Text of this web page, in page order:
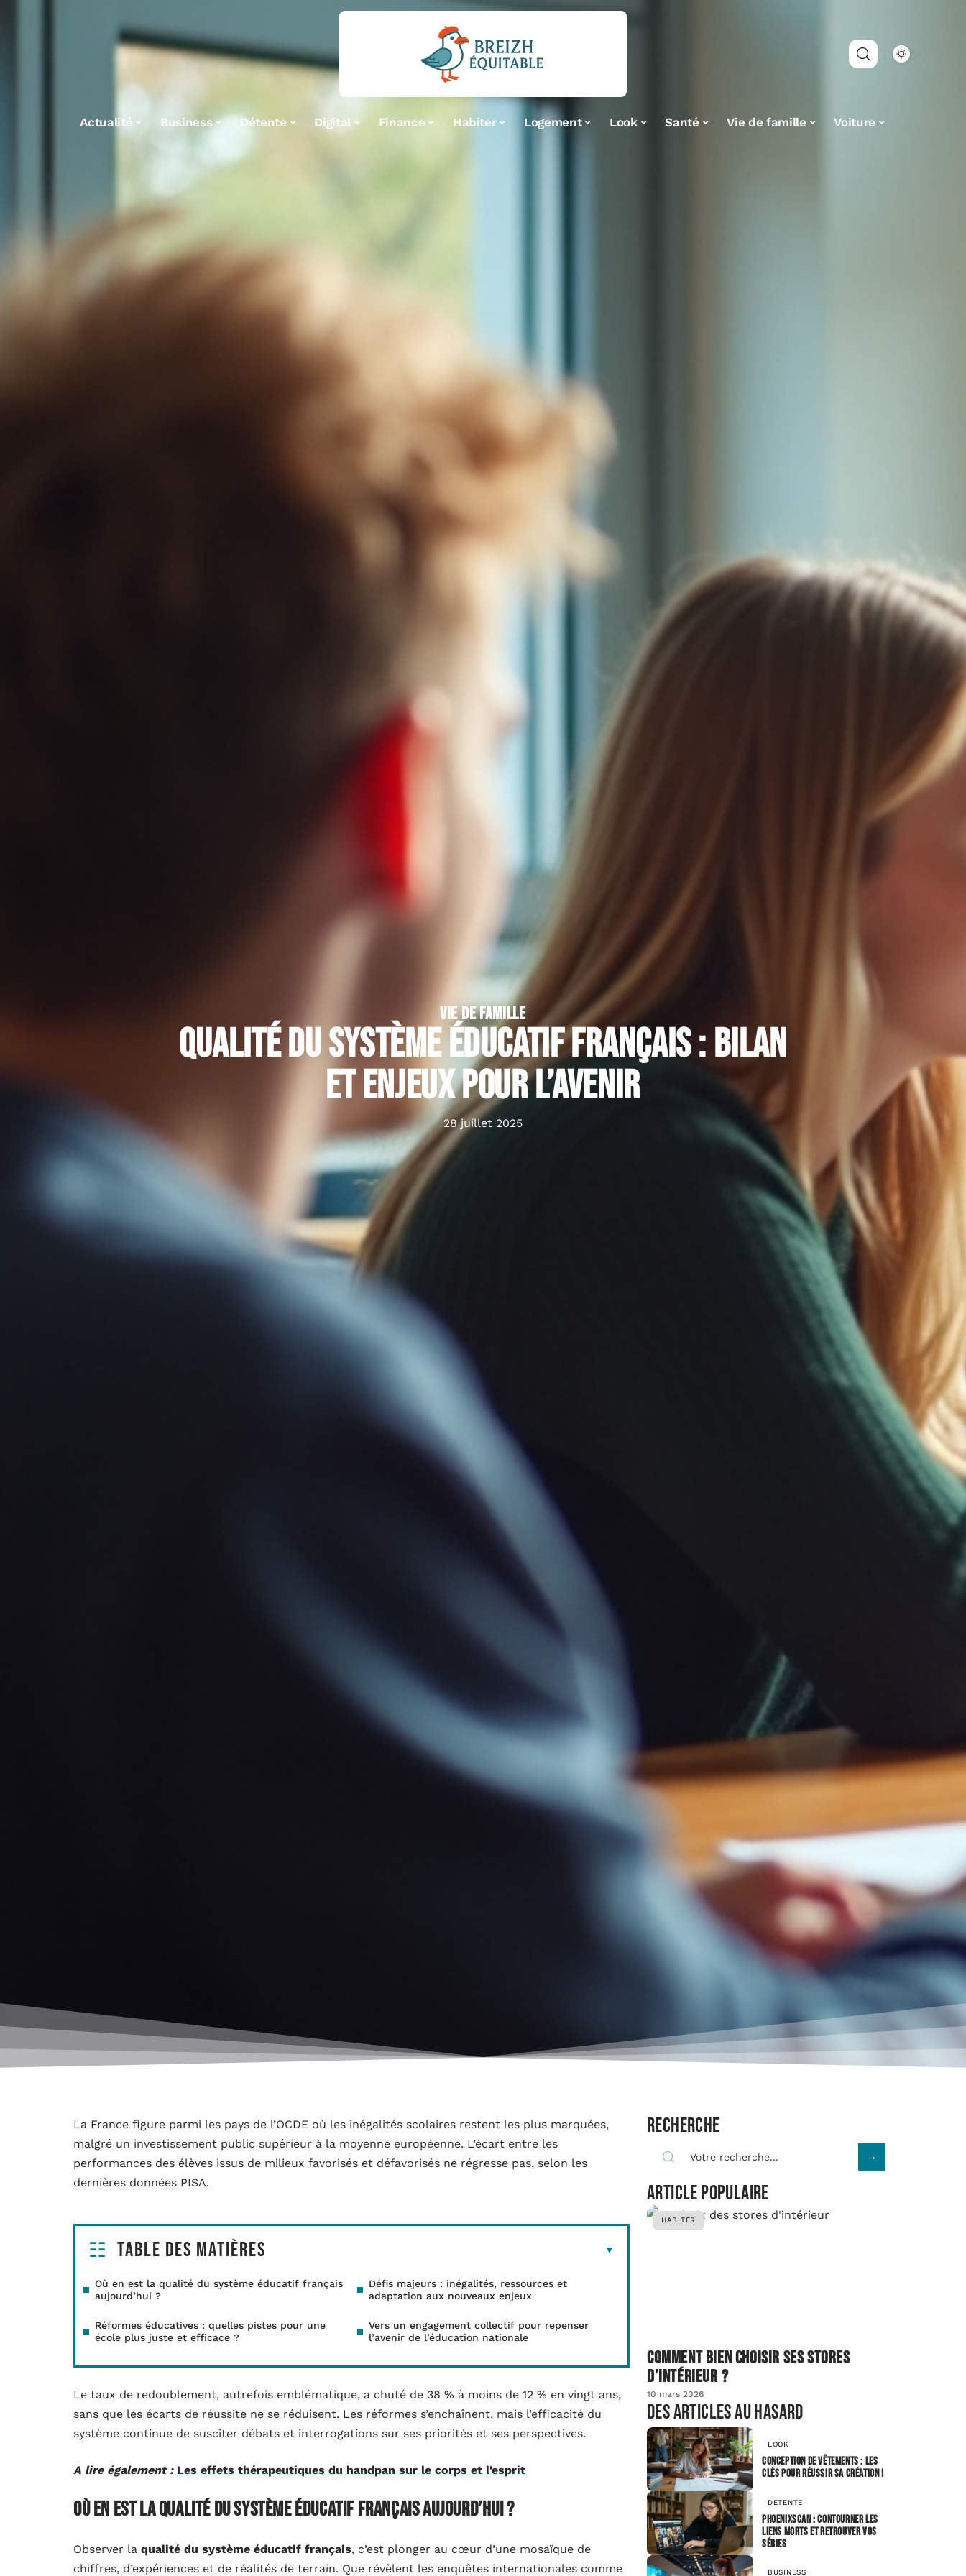
Actualité Business Détente Digital Finance Habiter Logement Look Santé Vie de famille Voiture
VIE DE FAMILLE
Qualité du système éducatif français : bilan
et enjeux pour l’avenir
28 juillet 2025
La France figure parmi les pays de l’OCDE où les inégalités scolaires restent les plus marquées,
malgré un investissement public supérieur à la moyenne européenne. L’écart entre les
performances des élèves issus de milieux favorisés et défavorisés ne régresse pas, selon les
dernières données PISA.
Table des matières
Où en est la qualité du système éducatif français
aujourd’hui ?
Défis majeurs : inégalités, ressources et
adaptation aux nouveaux enjeux
Réformes éducatives : quelles pistes pour une
école plus juste et efficace ?
Vers un engagement collectif pour repenser
l’avenir de l’éducation nationale
Le taux de redoublement, autrefois emblématique, a chuté de 38 % à moins de 12 % en vingt ans,
sans que les écarts de réussite ne se réduisent. Les réformes s’enchaînent, mais l’efficacité du
système continue de susciter débats et interrogations sur ses priorités et ses perspectives.
A lire également : Les effets thérapeutiques du handpan sur le corps et l'esprit
Où en est la qualité du système éducatif français aujourd’hui ?
Observer la qualité du système éducatif français, c’est plonger au cœur d’une mosaïque de
chiffres, d’expériences et de réalités de terrain. Que révèlent les enquêtes internationales comme
Recherche
Article populaire
HABITER
Comment bien choisir ses stores
d’intérieur ?
10 mars 2026
Des articles au hasard
LOOK
Conception de vêtements : les
clés pour réussir sa création !
DÉTENTE
Phoenixscan : contourner les
liens morts et retrouver vos
séries
BUSINESS